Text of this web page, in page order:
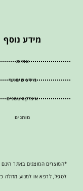
מידע נוסף
אודות
מידע שימושי
אינדקס שמנים
מותגים
*המוצרים המוצגים באתר הינם
לטפל, לרפא או למנוע מחלה